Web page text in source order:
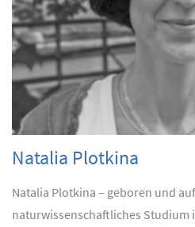
Natalia Plotkina
Natalia Plotkina – geboren und
naturwissenschaftliches Studium